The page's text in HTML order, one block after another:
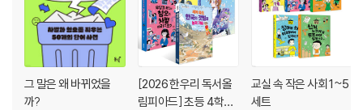
나가는 글: 뉴스 보는 ‘매의 눈’을 선물합니다
그 말은 왜 바뀌었을
까?
[2026 한우리 독서올
림피아드] 초등 4학년
교실 속 작은 사회 1~5
세트